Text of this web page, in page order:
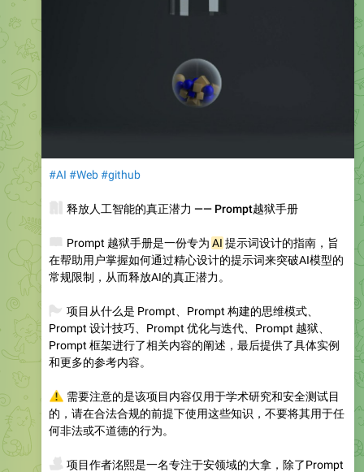
#AI #Web#github
释放人工智能的真正潜力 —— Prompt越狱手册
Prompt 越狱手册是一份专为 AI 提示词设计的指南，旨
在帮助用户掌握如何通过精心设计的提示词来突破AI模型的
常规限制，从而释放AI的真正潜力。
项目从什么是 Prompt、Prompt 构建的思维模式、
Prompt 设计技巧、Prompt 优化与迭代、Prompt 越狱、
Prompt 框架进行了相关内容的阐述，最后提供了具体实例
和更多的参考内容。
需要注意的是该项目内容仅用于学术研究和安全测试目
的，请在合法合规的前提下使用这些知识，不要将其用于任
何非法或不道德的行为。
项目作者洺熙是一名专注于安领域的大拿，除了Prompt